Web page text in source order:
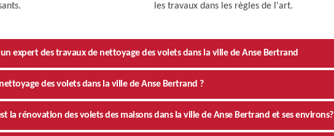
les travaux dans les règles de l'art.
expert des travaux de nettoyage des volets dans la ville de Anse Bertrand
des volets dans la ville de Anse Bertrand ?
la rénovation des volets des maisons dans la ville de Anse Bertrand et ses environs?